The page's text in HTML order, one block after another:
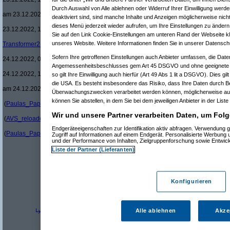
Re(17): Sinnhaftigkeit /
am 23.12.2022, 15:25:55)
Re(18): Sinnhaftigkeit /
23.12.2022, 16:15:39)
Re(19): Sinnhaftigkeit /
Transformer2K-
am 23.12.2022, 16:35:51)
24.12.2022, 09:32:49)
Re(18): Sinnhaftigkeit /
24.12.2022, 10:17:39)
Re(19): Sinnhaftigkeit /
am 24.12.2022, 10:58:05)
Re(20):
(Paulas_Papa
am 24.12.2022, 11:10:09)
Re(21):
(AVS_reloaded
am 25.12.2022, 11:12:15)
Re(22):
(Paulas_Papa
am 25.12.2022, 12:58:11)
Re(6): Sinnhaftigkeit / Nutzen der neuen Smartmeter(
Re(7): Sinnhaftigkeit / Nutzen der neuen Smartmeter
Re(6): Sinnhaftigkeit / Nutzen der neuen Smartmeter(Tomi31
Re(7): Sinnhaftigkeit / Nutzen der neuen Smartmeter
Re(5): Sinnhaftigkeit / Nutzen der neuen Smartmeter
(
Re(4): Sinnhaftigkeit / Nutzen der neuen Smartmeter
hellbringer
Durch Auswahl von Alle ablehnen oder Widerruf Ihrer Einwilligung
deaktiviert sind, sind manche Inhalte und Anzeigen möglicherweise
dieses Menü jederzeit wieder aufrufen, um Ihre Einstellungen zu
Sie auf den Link Cookie-Einstellungen am unteren Rand der Webseite
unseres Website. Weitere Informationen finden Sie in unserer
Sofern Ihre getroffenen Einstellungen auch Anbieter umfassen, die
Angemessenheitsbeschlusses gem Art 45 DSGVO und ohne
so gilt Ihre Einwilligung auch hierfür (Art 49 Abs 1 lit a DSGVO). Dies
die USA. Es besteht insbesondere das Risiko, dass Ihre Daten durch
Überwachungszwecken verarbeitet werden können, möglicherweise
können Sie abstellen, in dem Sie bei dem jeweiligen Anbieter in der
Wir und unsere Partner verarbeiten Daten, um
Endgeräteeigenschaften zur Identifikation aktiv abfragen. Verwendung
Zugriff auf Informationen auf einem Endgerät. Personalisierte Werbung
und der Performance von Inhalten, Zielgruppenforschung sowie
Liste der Partner (Lieferanten)
Konfigurieren
Alle ablehnen